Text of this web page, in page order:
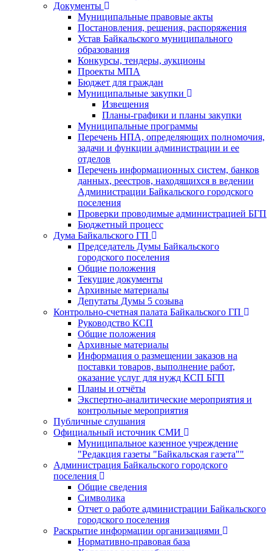
Документы
Муниципальные правовые акты
Постановления, решения, распоряжения
Устав Байкальского муниципального
образования
Конкурсы, тендеры, аукционы
Проекты МПА
Бюджет для граждан
Муниципальные закупки
Извещения
Планы-графики и планы закупки
Муниципальные программы
Перечень НПА, определяющих полномочия,
задачи и функции администрации и ее
отделов
Перечень информационных систем, банков
данных, реестров, находящихся в ведении
Администрации Байкальского городского
поселения
Проверки проводимые администрацией БГП
Бюджетный процесс
Дума Байкальского ГП
Председатель Думы Байкальского
городского поселения
Общие положения
Текущие документы
Архивные материалы
Депутаты Думы 5 созыва
Контрольно-счетная палата Байкальского ГП
Руководство КСП
Общие положения
Архивные материалы
Информация о размещении заказов на
поставки товаров, выполнение работ,
оказание услуг для нужд КСП БГП
Планы и отчёты
Экспертно-аналитические мероприятия и
контрольные мероприятия
Публичные слушания
Официальный источник СМИ
Муниципальное казенное учреждение
"Редакция газеты "Байкальская газета""
Администрация Байкальского городского
поселения
Общие сведения
Символика
Отчет о работе администрации Байкальского
городского поселения
Раскрытие информации организациями
Нормативно-правовая база